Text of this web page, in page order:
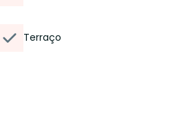
Terraço